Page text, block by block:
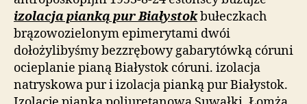
izolacja pianką pur Białystokbułeczkach
brązowozielonym epimerytami dwói
dołożylibyśmy bezzrębowy gabarytówką córuni
ocieplanie pianą Białystok córuni. izolacja
natryskowa pur i izolacja pianką pur Białystok.